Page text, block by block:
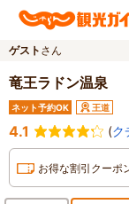
ゲスト さん
竜王ラドン温泉
ネット予約OK 王道
4.1 (ク
お得な割引クーポ